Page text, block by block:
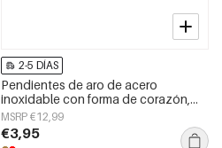
2-5 DÍAS
Pendientes de aro de acero
inoxidable con forma de corazón,
sencillos, de la serie Daily Simple,
joyería para mujer.
MSRP €12,99
€3,95